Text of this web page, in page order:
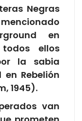
Negras
en
ellos
la sabia
Rebelión
1945).
van